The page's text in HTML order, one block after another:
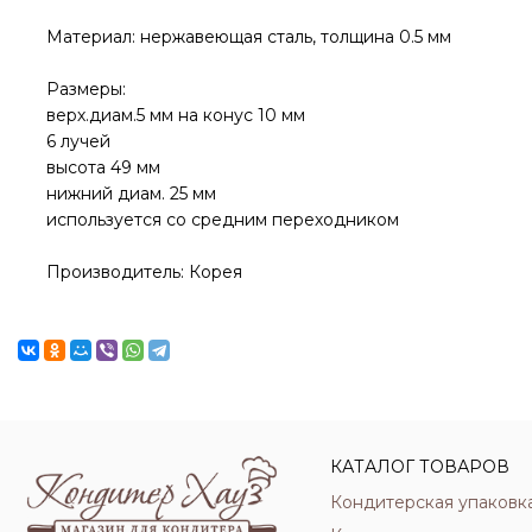
Материал: нержавеющая сталь, толщина 0.5 мм
Размеры:
верх.диам.5 мм на конус 10 мм
6 лучей
высота 49 мм
нижний диам. 25 мм
используется со средним переходником
Производитель: Корея
КАТАЛОГ ТОВАРОВ
Кондитерская